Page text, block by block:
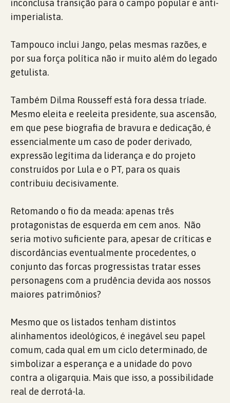
inconclusa transição para o campo popular e anti-
imperialista.
Tampouco inclui Jango, pelas mesmas razões, e
por sua força política não ir muito além do legado
getulista.
Também Dilma Rousseff está fora dessa tríade.
Mesmo eleita e reeleita presidente, sua ascensão,
em que pese biografia de bravura e dedicação, é
essencialmente um caso de poder derivado,
expressão legítima da liderança e do projeto
construídos por Lula e o PT, para os quais
contribuiu decisivamente.
Retomando o fio da meada: apenas três
protagonistas de esquerda em cem anos. Não
seria motivo suficiente para, apesar de críticas e
discordâncias eventualmente procedentes, o
conjunto das forcas progressistas tratar esses
personagens com a prudência devida aos nossos
maiores patrimônios?
Mesmo que os listados tenham distintos
alinhamentos ideológicos, é inegável seu papel
comum, cada qual em um ciclo determinado, de
simbolizar a esperança e a unidade do povo
contra a oligarquia. Mais que isso, a possibilidade
real de derrotá-la.